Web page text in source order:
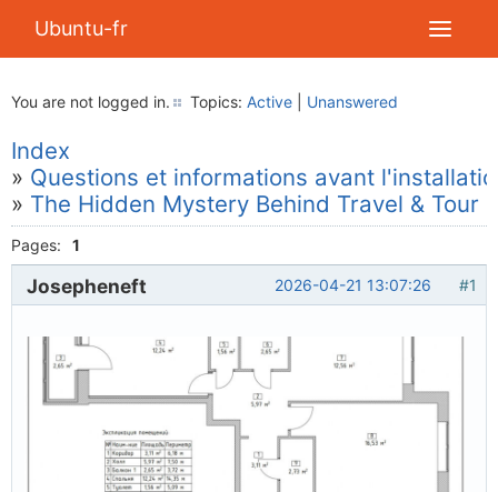
Ubuntu-fr
You are not logged in. Topics: Active Unanswered
Index
» Questions et informations avant
» The Hidden Mystery Behind Travel & Tour
Pages: 1
#1
2026-04-21 13:07:26
Josepheneft